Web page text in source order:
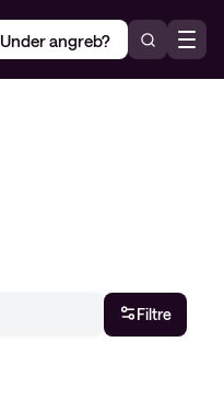
Under angreb?
Filtre